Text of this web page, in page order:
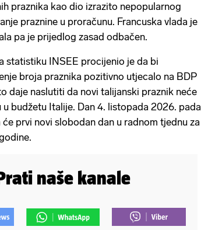
praznika kao dio izrazito nepopularnog
praznine u proračunu. Francuska vlada je
pa je prijedlog zasad odbačen.
statistiku INSEE procijenio je da bi
broja praznika pozitivno utjecalo na BDP
daje naslutiti da novi talijanski praznik neće
budžetu Italije. Dan 4. listopada 2026. pada
prvi novi slobodan dan u radnom tjednu za
naše kanale